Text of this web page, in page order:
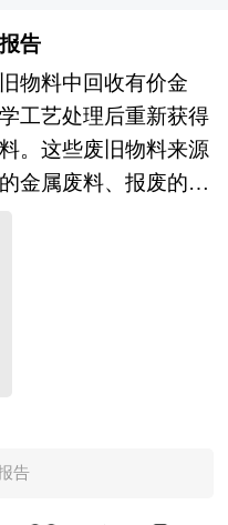
合了水务行业的整体
提供了参考建议和具
品生产企业、经销
该行业的投资者具有
国水务行业发展规
力高，开发条件复杂
术的持续进步，页岩
能源安全的重要战略
年）、工业经济
放远低于煤炭与石
领衔撰写，在大量周
据了国家统计局、国
经济信息中心、国务
署、全国商业信息中
中国行业研究网、全
基础信息以及专业研
位等的实地调查，对
键期与关键部位得到
管理节水的综合技术
、管道输水、喷灌、
实现精准施水；农艺
用抗旱品种、覆盖保
物自身的节水潜力；
、气象预报、智能控
需供水、动态调控的
，节水灌溉的内涵
水”转向“高效用
强调在节水的同时
渍化、减少能源消耗
会效益与生态环境效
告
物料中回收有价金
工艺处理后重新获得
。这些废旧物料来源
金属废料、报废的机
制品等。 再生金属
处理、再生冶炼和再
，需对混杂的废弃物
或压块等处理，以分
随后通过火法冶金、
，对金属进行熔炼、
研究的内容和方法
告